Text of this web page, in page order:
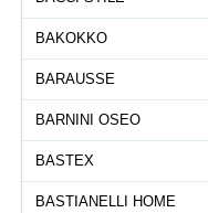
BAKOKKO
BARAUSSE
BARNINI OSEO
BASTEX
BASTIANELLI HOME